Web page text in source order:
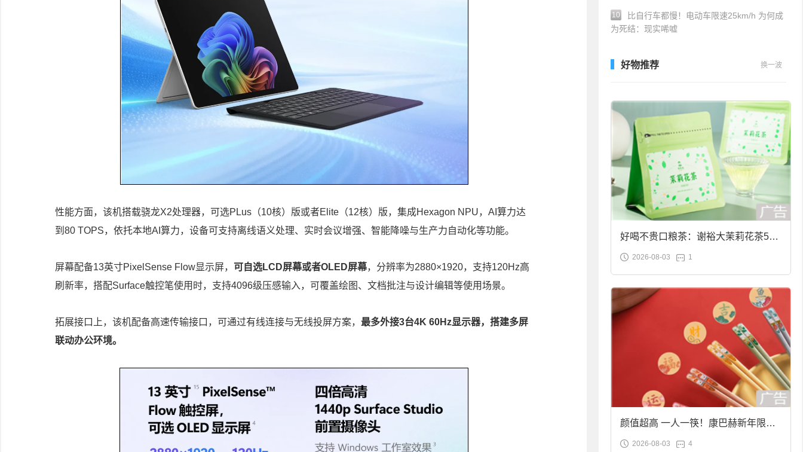
性能方面，该机搭载骁龙X2处理器，可选PLus（10核）版或者Elite（12核）版，集成Hexagon NPU，AI算力达
到80 TOPS，依托本地AI算力，设备可支持离线语义处理、实时会议增强、智能降噪与生产力自动化等功能。
屏幕配备13英寸PixelSense Flow显示屏， 可自选LCD屏幕或者OLED屏幕，分辨率为2880×1920，支持120Hz高
刷新率，搭配Surface触控笔使用时，支持4096级压感输入，可覆盖绘图、文档批注与设计编辑等使用场景。
拓展接口上，该机配备高速传输接口，可通过有线连接与无线投屏方案， 最多外接3台4K 60Hz显示器，搭建多屏
联动办公环境。
10
比自行车都慢！电动车限速25km/h 为何成
为死结：现实唏嘘
好物推荐 换一波
好喝不贵口粮茶：谢裕大茉莉花茶50g
袋装9.9元到手
2026-08-03 1
颜值超高 一人一筷！康巴赫新年限定
合金筷子大促：19.9元
2026-08-03 4